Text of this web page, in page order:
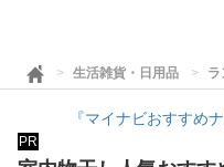
生活雑貨・日用品 ラ
『マイナビおすすめ
PR